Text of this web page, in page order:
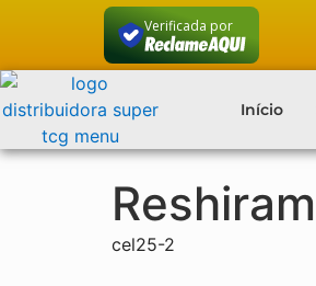
Verificada por
Início
cel25-2